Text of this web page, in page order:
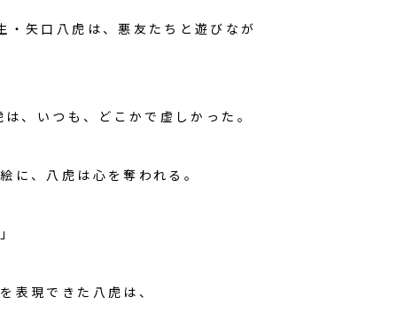
・矢口八虎は、悪友たちと遊びなが
、いつも、どこかで虚しかった。
に、八虎は心を奪われる。
表現できた八虎は、